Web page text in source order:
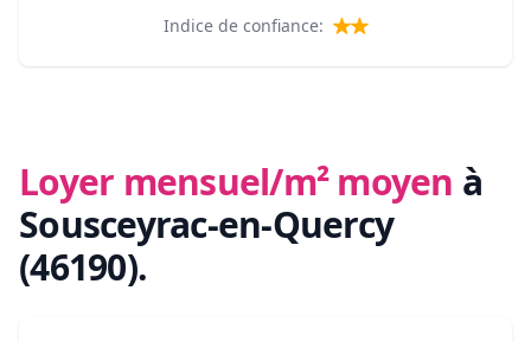
Indice de confiance:
Loyer mensuel/m² moyen à
Sousceyrac-en-Quercy
(46190).